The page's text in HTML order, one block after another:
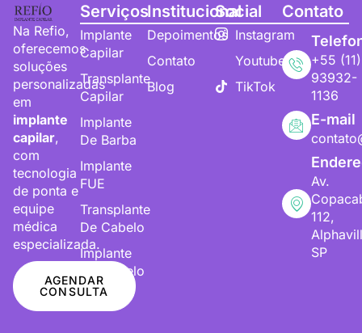
Na Refio,
oferecemos
soluções
personalizadas
em
implante
capilar,
com
tecnologia
de ponta e
equipe
médica
especializada.
AGENDAR
CONSULTA
Serviços
Implante
Capilar
Transplante
Capilar
Implante
De Barba
Implante
FUE
Transplante
De Cabelo
Implante
De Cabelo
Institucional
Depoimentos
Contato
Blog
Social
Instagram
Youtube
TikTok
Contato
+55 (11)
93932-
1136
E-mail
Av.
112,
SP